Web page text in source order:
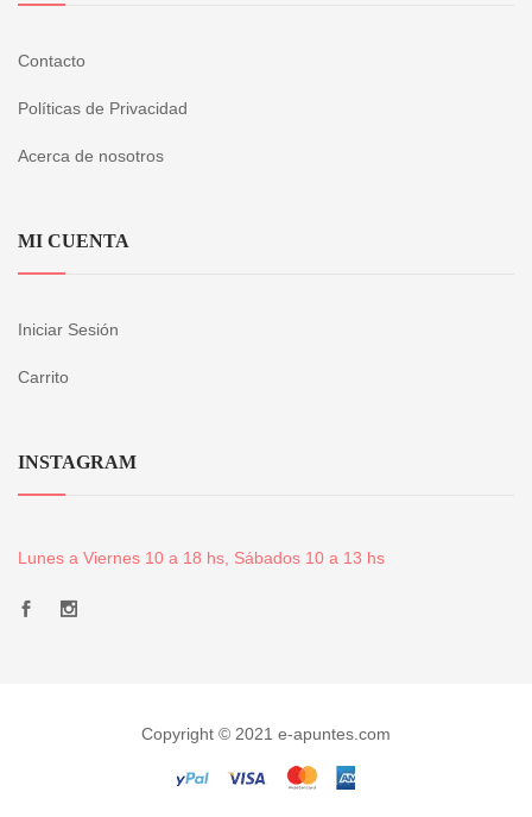
Contacto
Políticas de Privacidad
Acerca de nosotros
MI CUENTA
Iniciar Sesión
Carrito
INSTAGRAM
Lunes a Viernes 10 a 18 hs, Sábados 10 a 13 hs
Copyright © 2021 e-apuntes.com